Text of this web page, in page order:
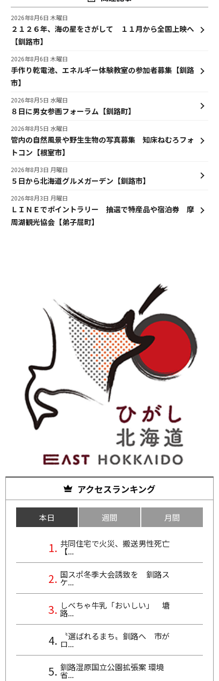
２１２６年、海の星をさがして １１月から全国上映へ
【釧路市】
2026年8月6日 木曜日
手作り乾電池、エネルギー体験教室の参加者募集【釧路
市】
2026年8月6日 木曜日
８日に男女参画フォーラム【釧路町】
2026年8月5日 水曜日
管内の自然風景や野生生物の写真募集 知床ねむろフォ
トコン【根室市】
2026年8月5日 水曜日
５日から北海道グルメガーデン【釧路市】
2026年8月3日 月曜日
ＬＩＮＥでポイントラリー 抽選で特産品や宿泊券 摩
周湖観光協会【弟子屈町】
2026年8月3日 月曜日
アクセスランキング
本日 週間 月間
共同住宅で火災、搬送男性死亡
【...
国スポ冬季大会誘致を 釧路ス
ケ...
しべちゃ牛乳「おいしい」 塘
路...
〝選ばれるまち〟釧路へ 市が
ロ...
釧路湿原国立公園拡張案 環境
省...